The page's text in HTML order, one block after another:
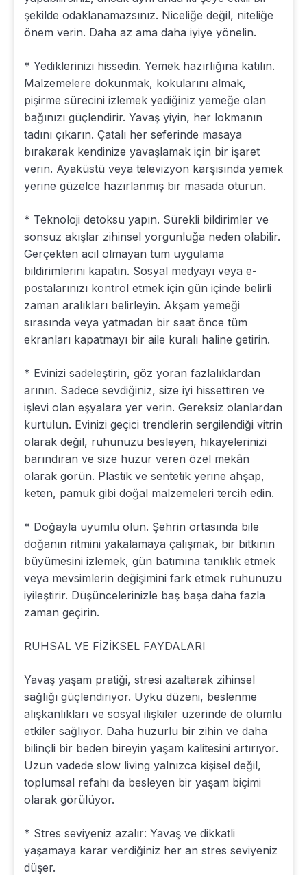
şekilde odaklanamazsınız. Niceliğe değil, niteliğe
önem verin. Daha az ama daha iyiye yönelin.
* Yediklerinizi hissedin. Yemek hazırlığına katılın.
Malzemelere dokunmak, kokularını almak,
pişirme sürecini izlemek yediğiniz yemeğe olan
bağınızı güçlendirir. Yavaş yiyin, her lokmanın
tadını çıkarın. Çatalı her seferinde masaya
bırakarak kendinize yavaşlamak için bir işaret
verin. Ayaküstü veya televizyon karşısında yemek
yerine güzelce hazırlanmış bir masada oturun.
* Teknoloji detoksu yapın. Sürekli bildirimler ve
sonsuz akışlar zihinsel yorgunluğa neden olabilir.
Gerçekten acil olmayan tüm uygulama
bildirimlerini kapatın. Sosyal medyayı veya e-
postalarınızı kontrol etmek için gün içinde belirli
zaman aralıkları belirleyin. Akşam yemeği
sırasında veya yatmadan bir saat önce tüm
ekranları kapatmayı bir aile kuralı haline getirin.
* Evinizi sadeleştirin, göz yoran fazlalıklardan
arının. Sadece sevdiğiniz, size iyi hissettiren ve
işlevi olan eşyalara yer verin. Gereksiz olanlardan
kurtulun. Evinizi geçici trendlerin sergilendiği vitrin
olarak değil, ruhunuzu besleyen, hikayelerinizi
barındıran ve size huzur veren özel mekân
olarak görün. Plastik ve sentetik yerine ahşap,
keten, pamuk gibi doğal malzemeleri tercih edin.
* Doğayla uyumlu olun. Şehrin ortasında bile
doğanın ritmini yakalamaya çalışmak, bir bitkinin
büyümesini izlemek, gün batımına tanıklık etmek
veya mevsimlerin değişimini fark etmek ruhunuzu
iyileştirir. Düşüncelerinizle baş başa daha fazla
zaman geçirin.
RUHSAL VE FİZİKSEL FAYDALARI
Yavaş yaşam pratiği, stresi azaltarak zihinsel
sağlığı güçlendiriyor. Uyku düzeni, beslenme
alışkanlıkları ve sosyal ilişkiler üzerinde de olumlu
etkiler sağlıyor. Daha huzurlu bir zihin ve daha
bilinçli bir beden bireyin yaşam kalitesini artırıyor.
Uzun vadede slow living yalnızca kişisel değil,
toplumsal refahı da besleyen bir yaşam biçimi
olarak görülüyor.
* Stres seviyeniz azalır: Yavaş ve dikkatli
yaşamaya karar verdiğiniz her an stres seviyeniz
düşer.